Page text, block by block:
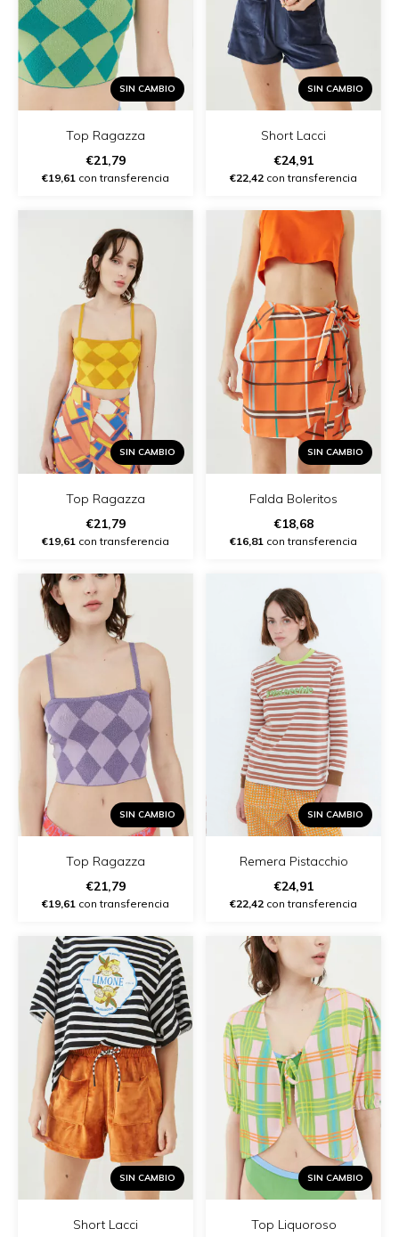
SIN CAMBIO
Top Ragazza
€21,79
€19,61 con transferencia
SIN CAMBIO
Short Lacci
€24,91
€22,42 con transferencia
SIN CAMBIO
Top Ragazza
€21,79
€19,61 con transferencia
SIN CAMBIO
Falda Boleritos
€18,68
€16,81 con transferencia
SIN CAMBIO
Top Ragazza
€21,79
€19,61 con transferencia
SIN CAMBIO
Remera Pistacchio
€24,91
€22,42 con transferencia
SIN CAMBIO
Short Lacci
SIN CAMBIO
Top Liquoroso